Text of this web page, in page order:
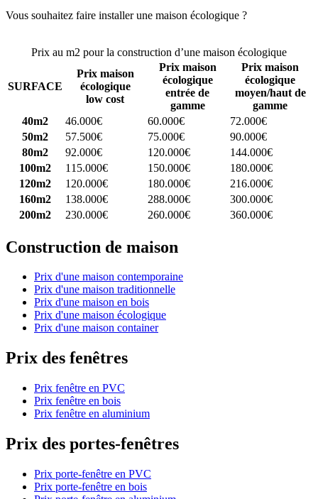
Vous souhaitez faire installer une maison écologique ?
Prix au m2 pour la construction d’une maison écologique
SURFACE
Prix maison
écologique
low cost
Prix maison
écologique
entrée de
gamme
Prix maison
écologique
moyen/haut de
gamme
40m2
46.000€ 60.000€
72.000€
50m2
57.500€ 75.000€
90.000€
80m2
92.000€ 120.000€
144.000€
100m2
115.000€ 150.000€
180.000€
120m2
120.000€ 180.000€
216.000€
160m2
138.000€ 288.000€
300.000€
200m2
230.000€ 260.000€ 360.000€
Construction de maison
Prix d'une maison contemporaine
Prix d'une maison traditionnelle
Prix d'une maison en bois
Prix d'une maison écologique
Prix d'une maison container
Prix des fenêtres
Prix fenêtre en PVC
Prix fenêtre en bois
Prix fenêtre en aluminium
Prix des portes-fenêtres
Prix porte-fenêtre en PVC
Prix porte-fenêtre en bois